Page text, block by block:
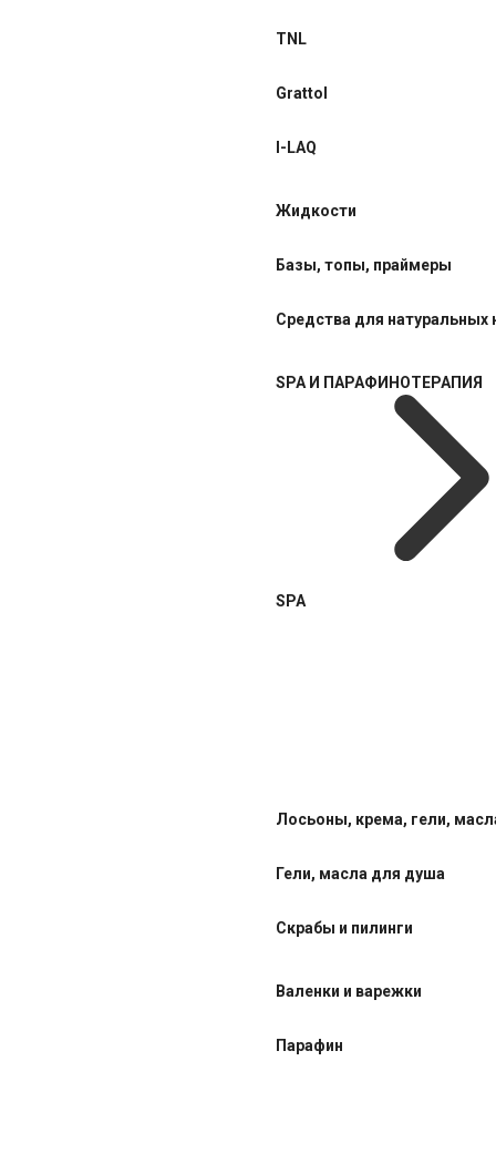
TNL
Grattol
I-LAQ
Жидкости
Базы, топы, праймеры
Средства для натуральных
SPA И ПАРАФИНОТЕРАПИЯ
SPA
Лосьоны, крема, гели,
Гели, масла для душа
Скрабы и пилинги
Валенки и варежки
Парафин